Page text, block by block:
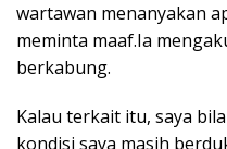
wartawan menanyakan
meminta maaf.Ia
berkabung.
Kalau terkait itu, saya
kondisi saya masih